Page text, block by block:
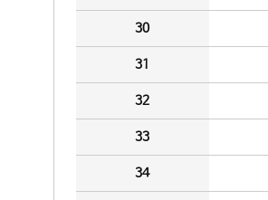
30
31
32
33
34